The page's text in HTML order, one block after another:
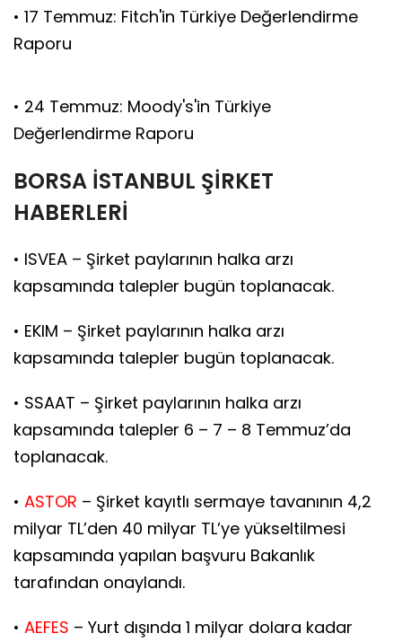
• 17 Temmuz: Fitch'in Türkiye Değerlendirme
Raporu
• 24 Temmuz: Moody's'in Türkiye
Değerlendirme Raporu
BORSA İSTANBUL ŞİRKET
HABERLERİ
• ISVEA – Şirket paylarının halka arzı
kapsamında talepler bugün toplanacak.
• EKIM – Şirket paylarının halka arzı
kapsamında talepler bugün toplanacak.
• SSAAT – Şirket paylarının halka arzı
kapsamında talepler 6 – 7 – 8 Temmuz’da
toplanacak.
• ASTOR – Şirket kayıtlı sermaye tavanının 4,2
milyar TL’den 40 milyar TL’ye yükseltilmesi
kapsamında yapılan başvuru Bakanlık
tarafından onaylandı.
• AEFES – Yurt dışında 1 milyar dolara kadar